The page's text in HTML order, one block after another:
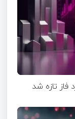
فاز تازه شد